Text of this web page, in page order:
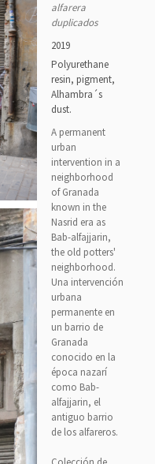
alfarera
duplicados
2019
Polyurethane
resin, pigment,
Alhambra´s
dust.
A permanent
urban
intervention in a
neighborhood
of Granada
known in the
Nasrid era as
Bab-alfajjarin,
the old potters'
neighborhood.
Una intervención
urbana
permanente en
un barrio de
Granada
conocido en la
época nazarí
como Bab-
alfajjarin, el
antiguo barrio
de los alfareros.